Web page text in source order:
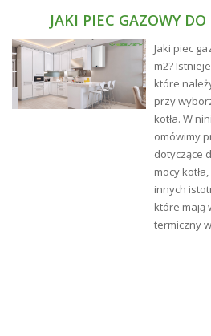
JAKI PIEC GAZOWY
Jaki piec
m2?
które
przy
kotła. W
omówimy
dotyczące
mocy
innych
które mają
termiczny